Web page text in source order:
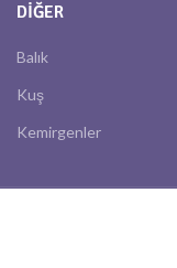
DIĞER
Balık
Kuş
Kemirgenler